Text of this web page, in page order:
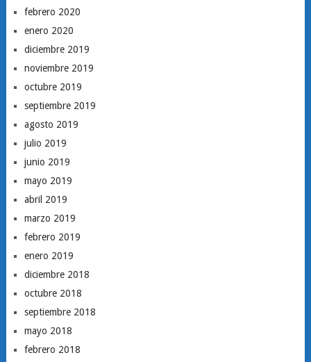
febrero 2020
enero 2020
diciembre 2019
noviembre 2019
octubre 2019
septiembre 2019
agosto 2019
julio 2019
junio 2019
mayo 2019
abril 2019
marzo 2019
febrero 2019
enero 2019
diciembre 2018
octubre 2018
septiembre 2018
mayo 2018
febrero 2018